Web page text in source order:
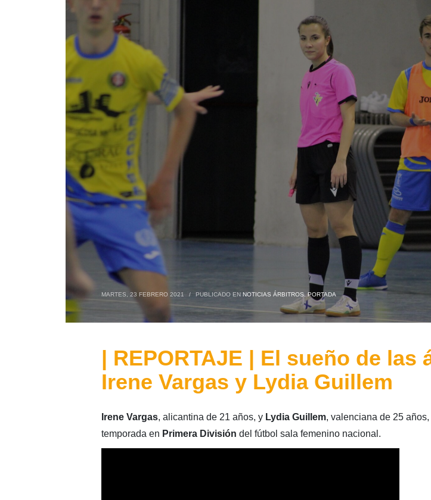
MARTES, 23 FEBRERO 2021 / PUBLICADO EN NOTICIAS ÁRBITROS,PORTADA
| REPORTAJE | El sueño de las
Irene Vargas y Lydia Guillem
Irene Vargas, alicantina de 21 años, y Lydia Guillem, valenciana de 25
temporada en Primera División del fútbol sala femenino nacional.